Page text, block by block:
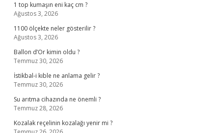
1 top kumaşın eni kaç cm ?
Ağustos 3, 2026
1100 ölçekte neler gösterilir ?
Ağustos 3, 2026
Ballon d’Or kimin oldu ?
Temmuz 30, 2026
İstikbal-i kıble ne anlama gelir ?
Temmuz 30, 2026
Su arıtma cihazında ne önemli ?
Temmuz 28, 2026
Kozalak reçelinin kozalağı yenir mi ?